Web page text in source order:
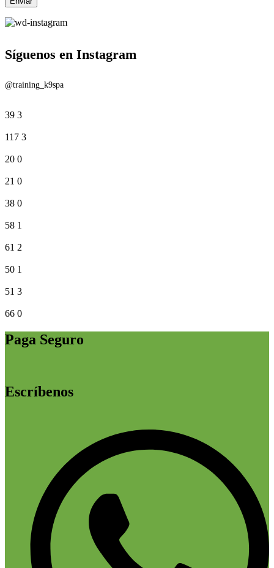
Síguenos en Instagram
@training_k9spa
39 3
117 3
20 0
21 0
38 0
58 1
61 2
50 1
51 3
66 0
Paga Seguro
Escríbenos